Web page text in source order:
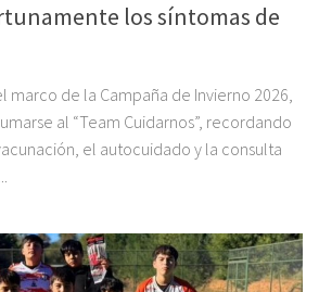
los síntomas de
marco de la Campaña de Invierno 2026,
al “Team Cuidarnos”, recordando
el autocuidado y la consulta